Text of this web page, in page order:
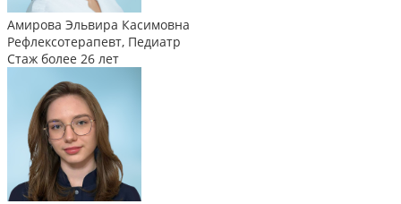
Амирова Эльвира Касимовна
Рефлексотерапевт, Педиатр
Стаж более 26 лет